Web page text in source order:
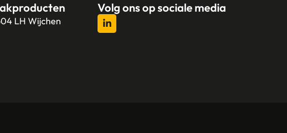
LH Wijchen
Volg ons op sociale media